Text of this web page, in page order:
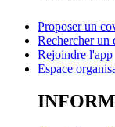
Proposer un
Rechercher un
Rejoindre l'app
Espace